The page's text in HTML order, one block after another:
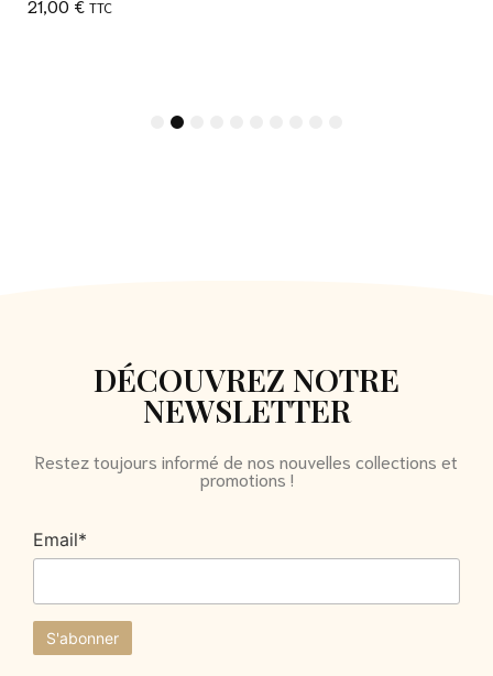
21,00 € TTC
5
DÉCOUVREZ NOTRE
NEWSLETTER
Restez toujours informé de nos nouvelles collections et
promotions !
Email*